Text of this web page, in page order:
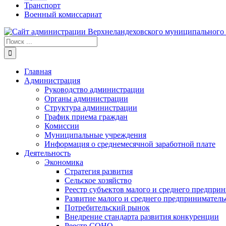
Транспорт
Военный комиссариат
Результат
поиска:
Главная
Администрация
Руководство администрации
Органы администрации
Структура администрации
График приема граждан
Комиссии
Муниципальные учреждения
Информация о среднемесячной заработной плате
Деятельность
Экономика
Стратегия развития
Сельское хозяйство
Реестр субъектов малого и среднего
Развитие малого и среднего
Потребительский рынок
Внедрение стандарта развития конкуренции